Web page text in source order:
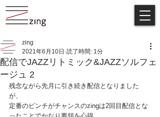
配信でJAZZリトミック&JAZZソルフェ
ージュ 2
zing
2021年6月10日 読了時間: 1分
残念ながら先月に引き続き配信となりました
が、
定番のピンチがチャンスのzingは2回目配信とな